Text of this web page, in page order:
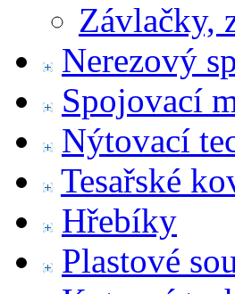
Závlačky,
Nerezový
Spojovací
Nýtovací
Tesařské
Hřebíky
Plastové